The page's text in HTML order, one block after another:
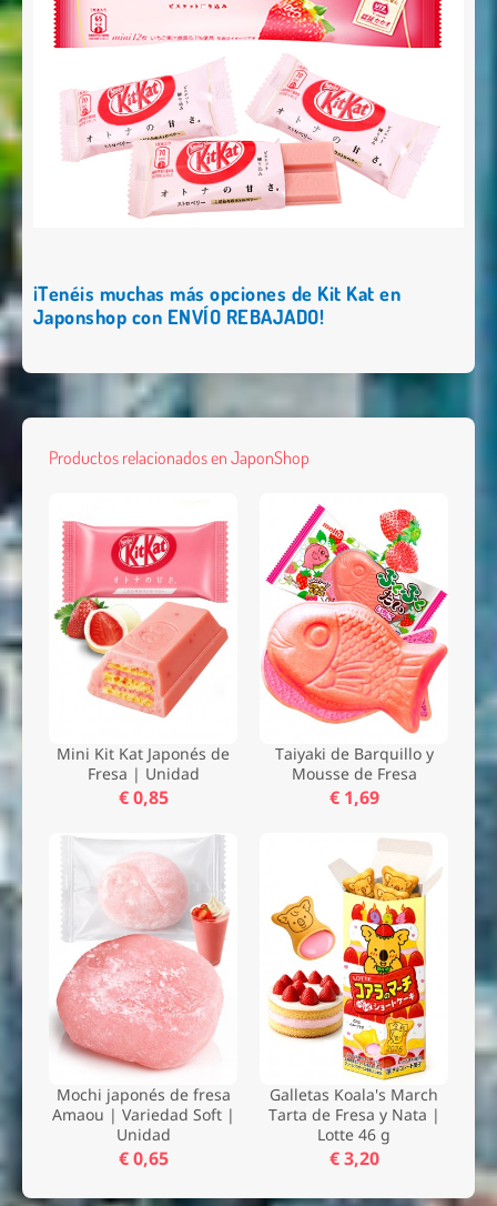
¡Tenéis muchas más opciones de Kit Kat en
Japonshop con ENVÍO REBAJADO!
Productos relacionados en JaponShop
Mini Kit Kat Japonés de
Fresa | Unidad
€ 0,85
Taiyaki de Barquillo y
Mousse de Fresa
€ 1,69
Mochi japonés de fresa
Amaou | Variedad Soft |
Unidad
€ 0,65
Galletas Koala's March
Tarta de Fresa y Nata |
Lotte 46 g
€ 3,20